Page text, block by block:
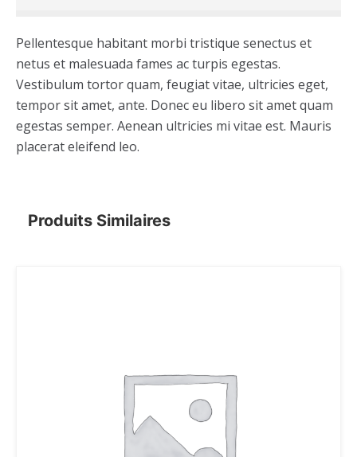
Pellentesque habitant morbi tristique senectus et
netus et malesuada fames ac turpis egestas.
Vestibulum tortor quam, feugiat vitae, ultricies eget,
tempor sit amet, ante. Donec eu libero sit amet quam
egestas semper. Aenean ultricies mi vitae est. Mauris
placerat eleifend leo.
Produits Similaires